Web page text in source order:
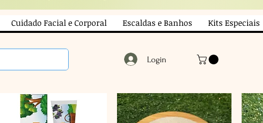
Cuidado Facial e Corporal Escaldas e Banhos Kits Especiais
Login